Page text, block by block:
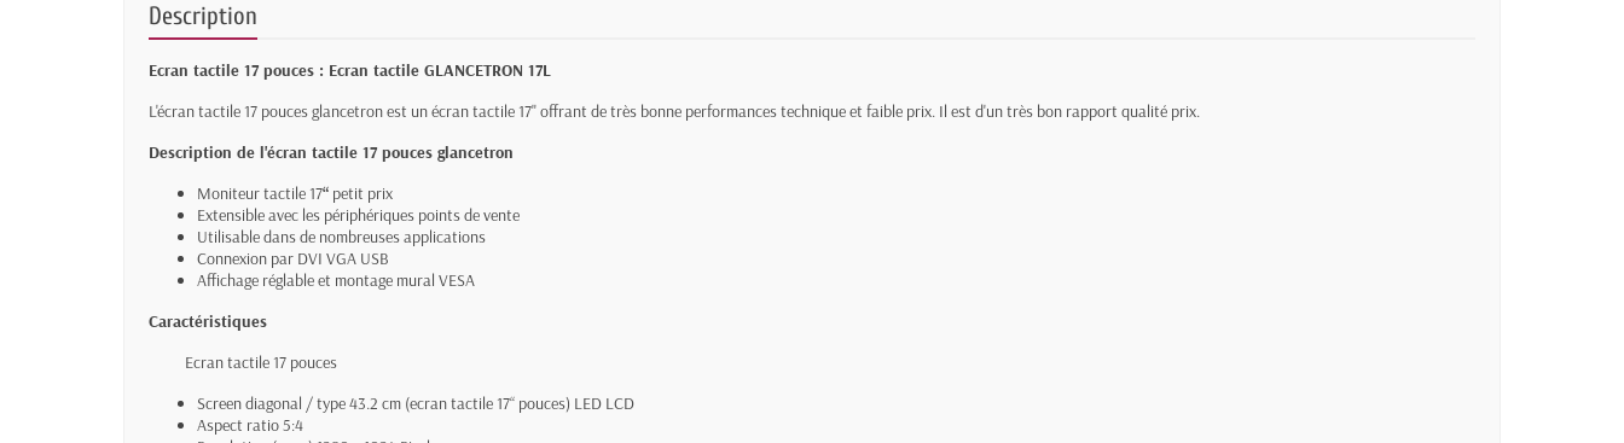
Description
Ecran tactile 17 pouces : Ecran tactile GLANCETRON 17L
L'écran tactile 17 pouces glancetron est un écran tactile 17" offrant de très bonne performances technique et faible prix. Il est d'un très bon rapport qualité prix.
Description de l'écran tactile 17 pouces glancetron
Moniteur tactile 17“ petit prix
Extensible avec les périphériques points de vente
Utilisable dans de nombreuses applications
Connexion par DVI VGA USB
Affichage réglable et montage mural VESA
Caractéristiques
Ecran tactile 17 pouces
Screen diagonal / type 43.2 cm (ecran tactile 17“ pouces) LED LCD
Aspect ratio 5:4